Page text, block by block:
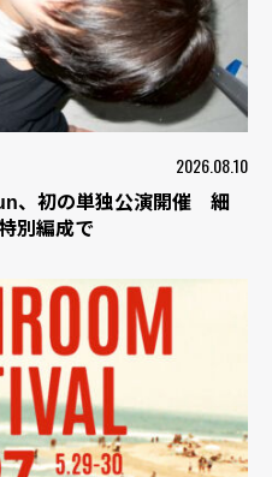
2026.08.10
、初の単独公演開催 細
別編成で